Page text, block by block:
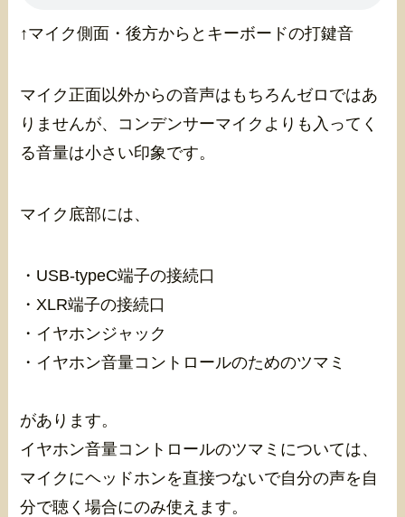
↑マイク側面・後方からとキーボードの打鍵音
マイク正面以外からの音声はもちろんゼロではあ
りませんが、コンデンサーマイクよりも入ってく
る音量は小さい印象です。
マイク底部には、
・USB-typeC端子の接続口
・XLR端子の接続口
・イヤホンジャック
・イヤホン音量コントロールのためのツマミ
があります。
イヤホン音量コントロールのツマミについては、
マイクにヘッドホンを直接つないで自分の声を自
分で聴く場合にのみ使えます。